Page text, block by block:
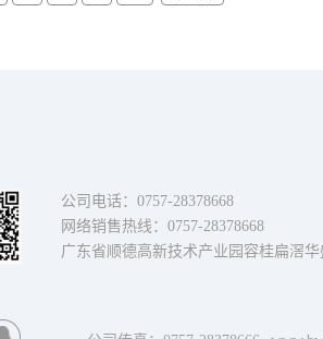
公司电话：0757-28378668
网络销售热线：0757-28378668
广东省顺德高新技术产业园容桂扁滘华